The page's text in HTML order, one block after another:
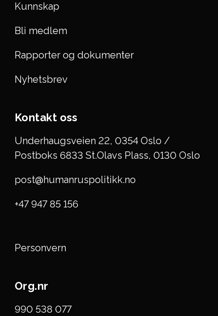
Kunnskap
Bli medlem
Rapporter og dokumenter
Nyhetsbrev
Kontakt oss
Underhaugsveien 22, 0354 Oslo /
Postboks 6833 St.Olavs Plass, 0130 Oslo
post@humanruspolitikk.no
+47 947 85 156
Personvern
Org.nr
990 538 077